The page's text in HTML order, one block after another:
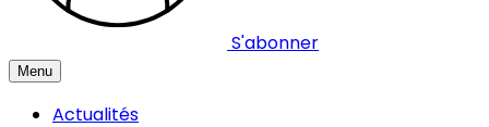
S'abonner
Menu
Actualités